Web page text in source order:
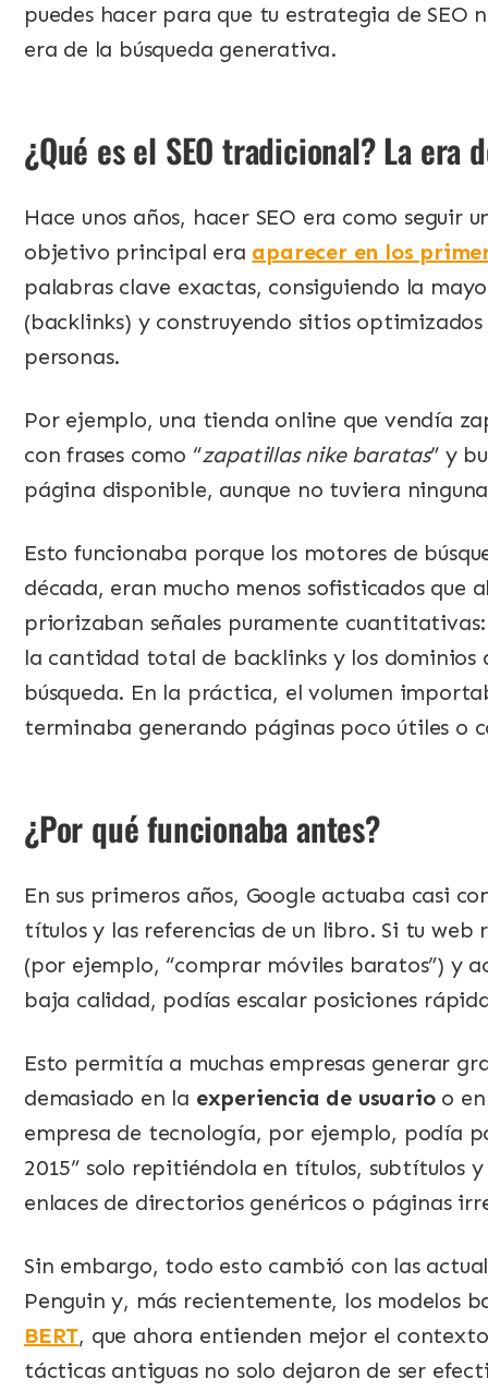
puedes hacer para que tu estrategia de SEO
era de la búsqueda generativa.
¿Qué es el SEO tradicional? La era
Hace unos años, hacer SEO era como seguir
objetivo principal era aparecer en los
palabras clave exactas, consiguiendo la
(backlinks) y construyendo sitios
personas.
Por ejemplo, una tienda online que vendía
con frases como “zapatillas nike baratas” y
página disponible, aunque no tuviera
Esto funcionaba porque los motores de
década, eran mucho menos sofisticados que
priorizaban señales puramente
la cantidad total de backlinks y los dominios
búsqueda. En la práctica, el volumen
terminaba generando páginas poco útiles o
¿Por qué funcionaba antes?
En sus primeros años, Google actuaba casi
títulos y las referencias de un libro. Si tu
(por ejemplo, “comprar móviles baratos”) y
baja calidad, podías escalar posiciones
Esto permitía a muchas empresas generar
demasiado en la experiencia de usuarioo en
empresa de tecnología, por ejemplo, podía
2015” solo repitiéndola en títulos, subtítulos
enlaces de directorios genéricos o páginas
Sin embargo, todo esto cambió con las
Penguin y, más recientemente, los modelos
BERT, que ahora entienden mejor el
tácticas antiguas no solo dejaron de ser